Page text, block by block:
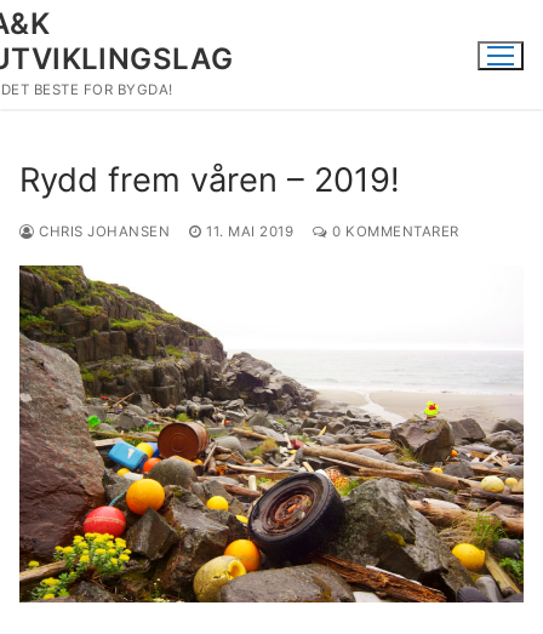
Hopp
til
innholdet
BESTE FOR BYGDA!
Rydd frem våren – 2019!
CHRIS JOHANSEN 11. MAI 2019 0 KOMMENTARER